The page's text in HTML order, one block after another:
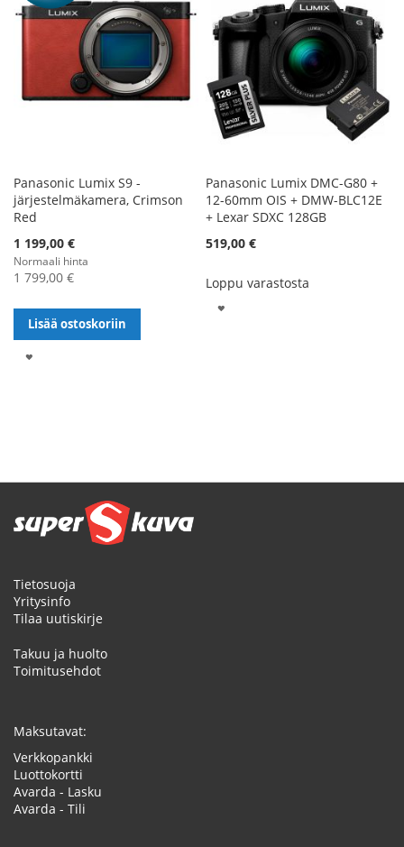
Panasonic Lumix S9 -
järjestelmäkamera, Crimson
Red
Alennushinta
1 199,00 €
Normaali hinta
1 799,00 €
Lisää ostoskoriin
Panasonic Lumix DMC-G80 +
12-60mm OIS + DMW-BLC12E
+ Lexar SDXC 128GB
519,00 €
Loppu varastosta
Tietosuoja
Yritysinfo
Tilaa uutiskirje
Takuu ja huolto
Toimitusehdot
Maksutavat:
Verkkopankki
Luottokortti
Avarda - Lasku
Avarda - Tili